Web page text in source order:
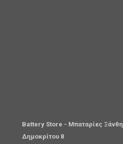
Battery Store - Μπαταρίες Ξάνθη
Δημοκρίτου 8